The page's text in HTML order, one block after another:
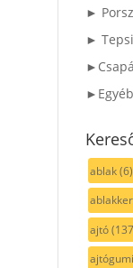
►
►
►Egyéb
ablak(6)
ajtó
ajtógumi